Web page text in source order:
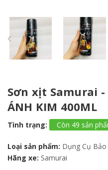
Sơn xịt Samurai -
ÁNH KIM 400ML
Tình trạng: Còn 49 sản
Loại sản phẩm: Dụng Cụ
Hãng xe: Samurai